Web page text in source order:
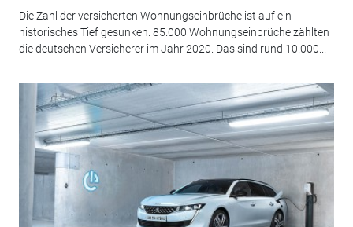
Die Zahl der versicherten Wohnungseinbrüche ist auf ein
historisches Tief gesunken. 85.000 Wohnungseinbrüche zählten
die deutschen Versicherer im Jahr 2020. Das sind rund 10.000...